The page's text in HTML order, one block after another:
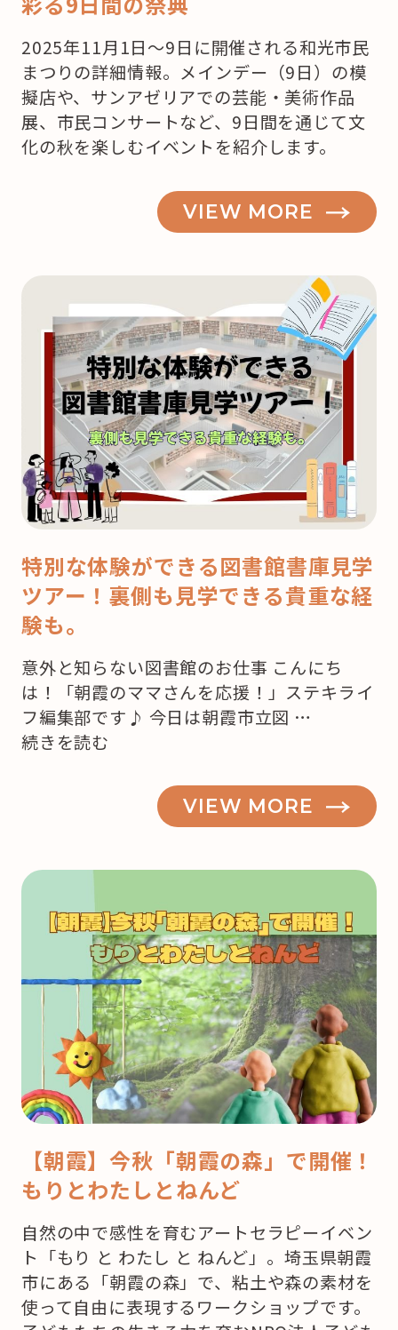
2025年11月1日～9日に開催される和光市民
まつりの詳細情報。メインデー（9日）の模
擬店や、サンアゼリアでの芸能・美術作品
展、市民コンサートなど、9日間を通じて文
化の秋を楽しむイベントを紹介します。
VIEW MORE
特別な体験ができる図書館書庫見学
ツアー！裏側も見学できる貴重な経
験も。
意外と知らない図書館のお仕事 こんにち
は！「朝霞のママさんを応援！」ステキライ
フ編集部です♪ 今日は朝霞市立図 …
“知
ク
リ！！
の
ヒ・
ミ・
♪”
の
続きを読む
VIEW MORE
【朝霞】今秋「朝霞の森」で開催！
もりとわたしとねんど
自然の中で感性を育むアートセラピーイベン
ト「もり と わたし と ねんど」。埼玉県朝霞
市にある「朝霞の森」で、粘土や森の素材を
使って自由に表現するワークショップです。